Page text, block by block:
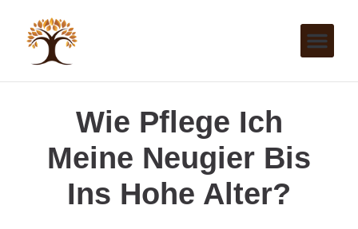
Wie Pflege Ich
Meine Neugier Bis
Ins Hohe Alter?